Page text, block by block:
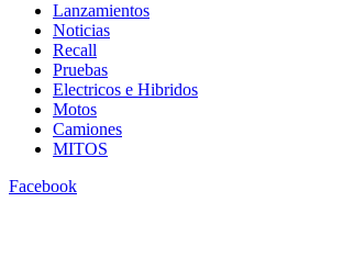
Lanzamientos
Noticias
Recall
Pruebas
Electricos e Hibridos
Motos
Camiones
MITOS
Facebook